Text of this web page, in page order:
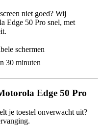
niet goed? Wij
Edge 50 Pro snel, met
schermen
30 minuten
Edge 50 Pro
je toestel onverwacht uit?